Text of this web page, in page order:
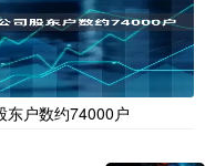
东户数约74000户